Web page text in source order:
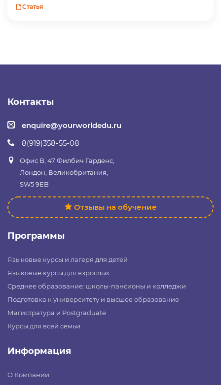
Статья
Контакты
enquire@yourworldedu.ru
8(919)358-55-08
Офис B, 47 Филбич Гарденс,
Лондон, Великобритания,
SW5 9EB
Отзывы на обучение
Программы
Языковые курсы и лагеря для детей
Языковые курсы для взрослых
Среднее образование: школы-пансионы и колледжи
Подготовка к университету и высшее образование
Магистратура и Postgraduate
Курсы для всей семьи
Информация
О Компании